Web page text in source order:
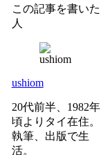
この記事を書いた
人
ushiom
20代前半、1982年
頃よりタイ在住。
執筆、出版で生
活。